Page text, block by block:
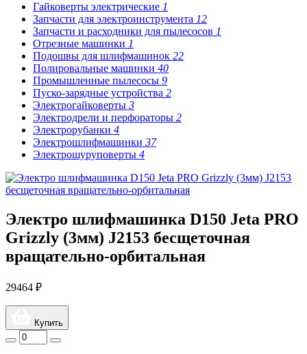
Гайковерты электрические 1
Запчасти для электроинструмента 12
Запчасти и расходники для пылесосов 1
Отрезные машинки 1
Подошвы для шлифмашинок 22
Полировальные машинки 40
Промышленные пылесосы 9
Пуско-зарядные устройства 2
Электрогайковерты 3
Электродрели и перфораторы 2
Электрорубанки 4
Электрошлифмашинки 37
Электрошуруповерты 4
Электро шлифмашинка D150 Jeta PRO
Grizzly (3мм) J2153 бесщеточная
вращательно-орбитальная
29464 ₽
Купить